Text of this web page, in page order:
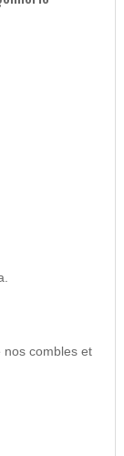
nos combles et